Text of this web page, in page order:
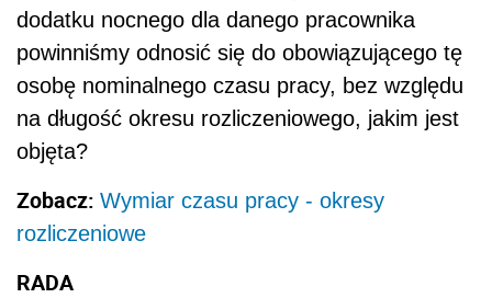
dodatku nocnego dla danego pracownika
powinniśmy odnosić się do obowiązującego tę
osobę nominalnego czasu pracy, bez względu
na długość okresu rozliczeniowego, jakim jest
objęta?
Zobacz: Wymiar czasu pracy - okresy
rozliczeniowe
RADA